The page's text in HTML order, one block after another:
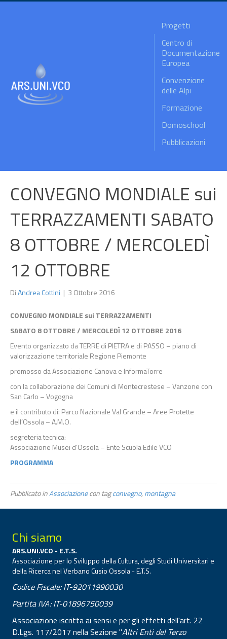
Progetti
Centro di
Documentazione
Europea
Convenzione
delle Alpi
Formazione
Domoschool
Pubblicazioni
CONVEGNO MONDIALE sui
TERRAZZAMENTI SABATO
8 OTTOBRE / MERCOLEDÌ
12 OTTOBRE
DiAndrea Cottini | 3 Ottobre 2016
CONVEGNO MONDIALE sui TERRAZZAMENTI
SABATO 8 OTTOBRE / MERCOLEDÌ 12 OTTOBRE 2016
Evento organizzato da TERRE di PIETRA e di PASSO – piano di
valorizzazione territoriale Regione Piemonte
promosso da Associazione Canova e InformaTorre
con la collaborazione dei Comuni di Montecrestese – Vanzone con
San Carlo – Vogogna
e il contributo di: Parco Nazionale Val Grande – Aree Protette
dell’Ossola – A.M.O.
segreteria tecnica:
Associazione Musei d’Ossola – Ente Scuola Edile VCO
PROGRAMMA
Pubblicato inAssociazionecon tagconvegno,montagna
Chi siamo
ARS.UNI.VCO - E.T.S.
Associazione per lo Sviluppo della Cultura, degli Studi Universitari e
della Ricerca nel Verbano Cusio Ossola - E.T.S.
Codice Fiscale: IT-92011990030
Partita IVA: IT-01896750039
Associazione iscritta ai sensi e per gli effetti dell'art. 22
D.Lgs. 117/2017 nella Sezione "Altri Enti del Terzo